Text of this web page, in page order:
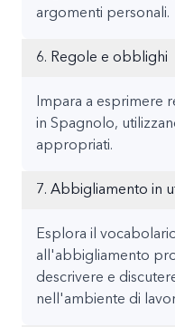
argomenti personali.
6. Regole e obblighi
Impara a esprimere
in Spagnolo,
appropriati.
7. Abbigliamento in
Esplora il
all'abbigliamento
descrivere e
nell'ambiente di